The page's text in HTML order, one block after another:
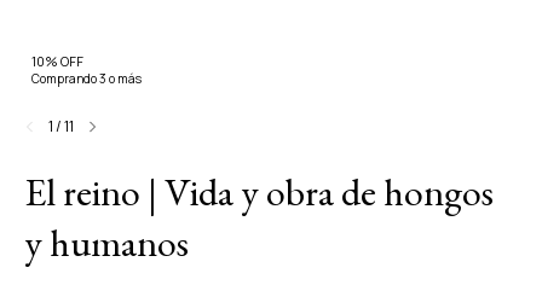
10% OFF
Comprando 3 o más
1/11
El reino | Vida y obra de hongos
y humanos